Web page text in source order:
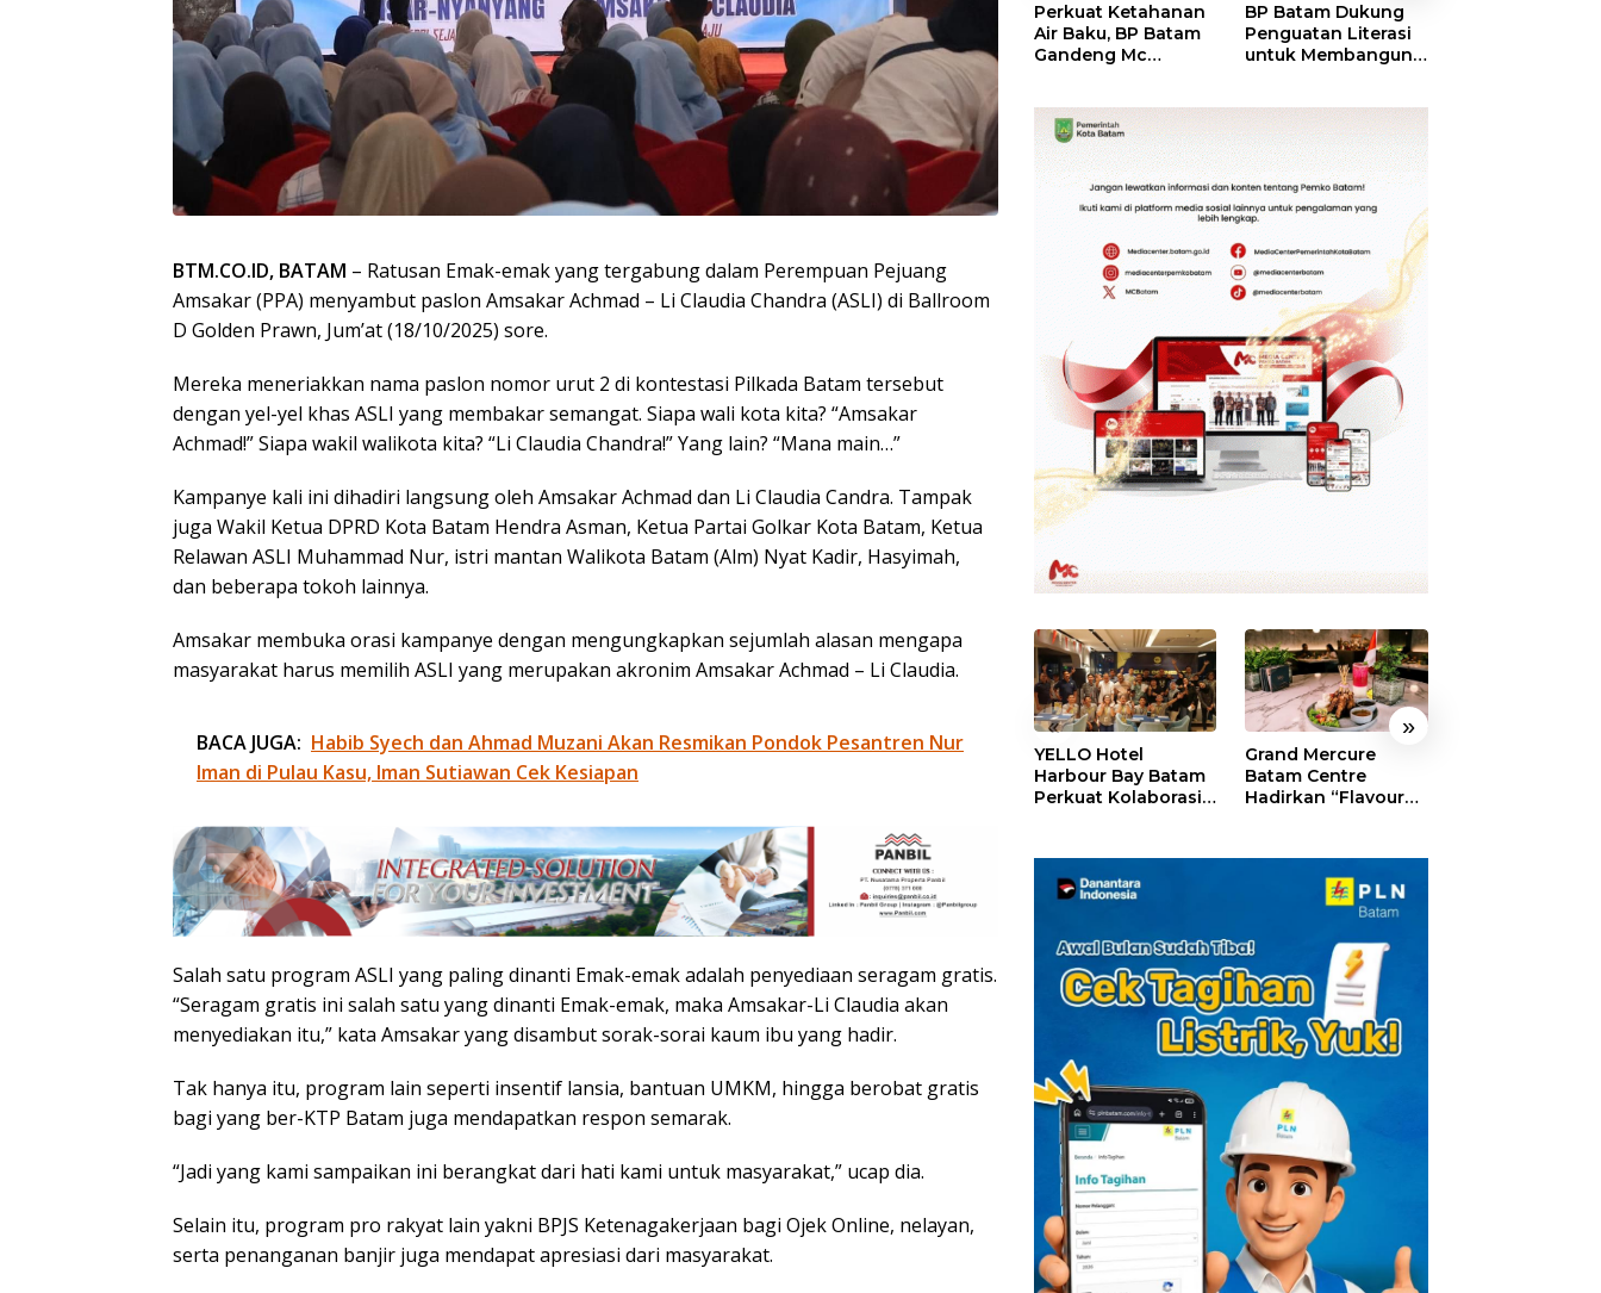
BTM.CO.ID, BATAM – Ratusan Emak-emak yang tergabung dalam Perempuan Pejuang
Amsakar (PPA) menyambut paslon Amsakar Achmad – Li Claudia Chandra (ASLI) di Ballroom
D Golden Prawn, Jum’at (18/10/2025) sore.
Mereka meneriakkan nama paslon nomor urut 2 di kontestasi Pilkada Batam tersebut
dengan yel-yel khas ASLI yang membakar semangat. Siapa wali kota kita? “Amsakar
Achmad!” Siapa wakil walikota kita? “Li Claudia Chandra!” Yang lain? “Mana main…”
Kampanye kali ini dihadiri langsung oleh Amsakar Achmad dan Li Claudia Candra. Tampak
juga Wakil Ketua DPRD Kota Batam Hendra Asman, Ketua Partai Golkar Kota Batam, Ketua
Relawan ASLI Muhammad Nur, istri mantan Walikota Batam (Alm) Nyat Kadir, Hasyimah,
dan beberapa tokoh lainnya.
Amsakar membuka orasi kampanye dengan mengungkapkan sejumlah alasan mengapa
masyarakat harus memilih ASLI yang merupakan akronim Amsakar Achmad – Li Claudia.
BACA JUGA: Habib Syech dan Ahmad Muzani Akan Resmikan Pondok Pesantren Nur
Iman di Pulau Kasu, Iman Sutiawan Cek Kesiapan
Salah satu program ASLI yang paling dinanti Emak-emak adalah penyediaan seragam gratis.
“Seragam gratis ini salah satu yang dinanti Emak-emak, maka Amsakar-Li Claudia akan
menyediakan itu,” kata Amsakar yang disambut sorak-sorai kaum ibu yang hadir.
Tak hanya itu, program lain seperti insentif lansia, bantuan UMKM, hingga berobat gratis
bagi yang ber-KTP Batam juga mendapatkan respon semarak.
“Jadi yang kami sampaikan ini berangkat dari hati kami untuk masyarakat,” ucap dia.
Selain itu, program pro rakyat lain yakni BPJS Ketenagakerjaan bagi Ojek Online, nelayan,
serta penanganan banjir juga mendapat apresiasi dari masyarakat.
Perkuat Ketahanan
Air Baku, BP Batam
Gandeng Mc
Bendungan Sei
Nongsa
BP Batam Dukung
Penguatan Literasi
untuk Membangun
Generasi Masa
Depan
« »
YELLO Hotel
Harbour Bay Batam
Perkuat Kolaborasi
Connect
Grand Mercure
Batam Centre
Hadirkan “Flavours
dengan Cita Rasa
Kuliner Indonesia